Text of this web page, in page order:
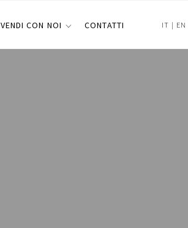
VENDI CON NOI CONTATTI IT | EN